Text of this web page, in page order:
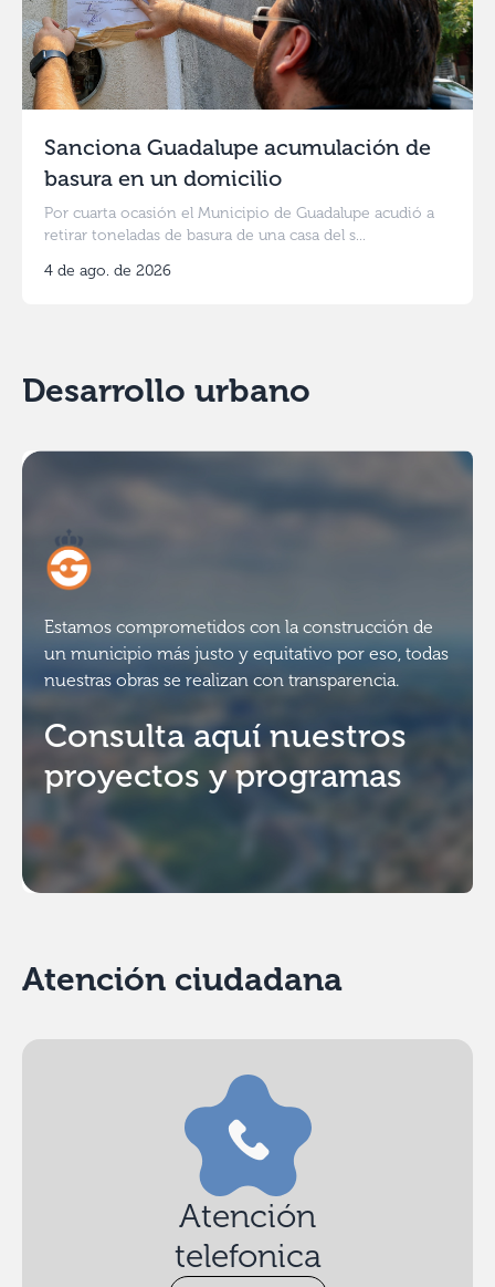
Sanciona Guadalupe acumulación de
basura en un domicilio
Por cuarta ocasión el Municipio de Guadalupe acudió a
retirar toneladas de basura de una casa del s...
4 de ago. de 2026
Desarrollo urbano
Estamos comprometidos con la construcción de
un municipio más justo y equitativo por eso, todas
nuestras obras se realizan con transparencia.
Consulta aquí nuestros
proyectos y programas
Atención ciudadana
Atención
telefonica